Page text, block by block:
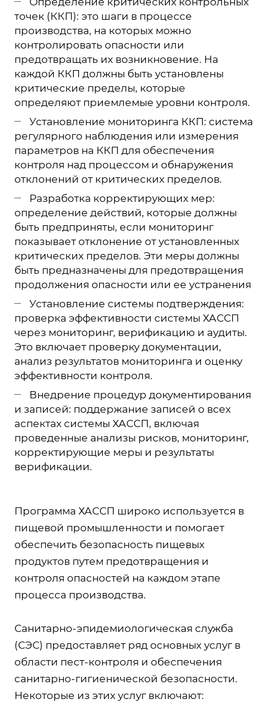
точек (ККП): это шаги в процессе
производства, на которых можно
контролировать опасности или
предотвращать их возникновение. На
каждой ККП должны быть установлены
критические пределы, которые
определяют приемлемые уровни контроля.
Установление мониторинга ККП: система
регулярного наблюдения или измерения
параметров на ККП для обеспечения
контроля над процессом и обнаружения
отклонений от критических пределов.
Разработка корректирующих мер:
определение действий, которые должны
быть предприняты, если мониторинг
показывает отклонение от установленных
критических пределов. Эти меры должны
быть предназначены для предотвращения
продолжения опасности или ее устранения
Установление системы подтверждения:
проверка эффективности системы ХАССП
через мониторинг, верификацию и аудиты.
Это включает проверку документации,
анализ результатов мониторинга и оценку
эффективности контроля.
Внедрение процедур документирования
и записей: поддержание записей о всех
аспектах системы ХАССП, включая
проведенные анализы рисков, мониторинг,
корректирующие меры и результаты
верификации.
Программа ХАССП широко используется в
пищевой промышленности и помогает
обеспечить безопасность пищевых
продуктов путем предотвращения и
контроля опасностей на каждом этапе
процесса производства.
Санитарно-эпидемиологическая служба
(СЭС) предоставляет ряд основных услуг в
области пест-контроля и обеспечения
санитарно-гигиенической безопасности.
Некоторые из этих услуг включают: